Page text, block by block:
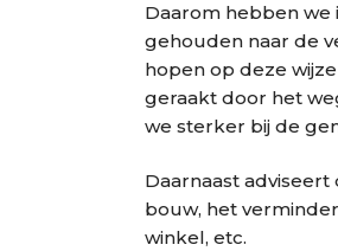
Daarom hebben we
gehouden naar de
hopen op deze
geraakt door het
we sterker bij de
Daarnaast
bouw, het
winkel, etc.